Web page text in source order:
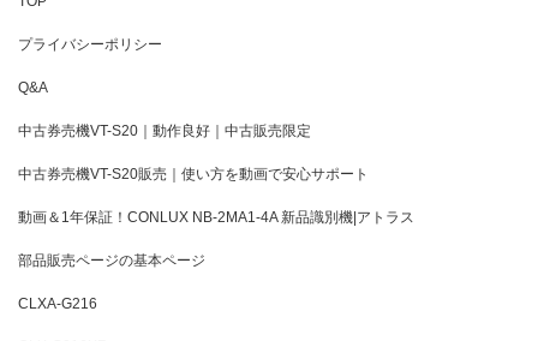
プライバシーポリシー
Q&A
中古券売機VT-S20｜動作良好｜中古販売限定
中古券売機VT-S20販売｜使い方を動画で安心サポート
動画＆1年保証！CONLUX NB-2MA1-4A 新品識別機|アトラス
部品販売ページの基本ページ
CLXA-G216